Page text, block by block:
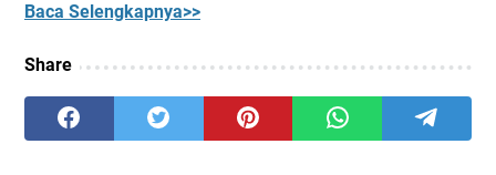
Baca Selengkapnya>>
Share